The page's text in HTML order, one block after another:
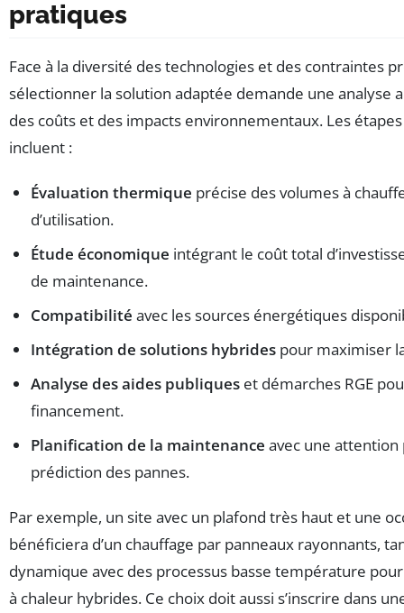
pratiques
Face à la diversité des technologies et des contraintes
sélectionner la solution adaptée demande une analyse
des coûts et des impacts environnementaux. Les
incluent :
Évaluation thermique précise des volumes à
d’utilisation.
Étude économique intégrant le coût total
de maintenance.
Compatibilité avec les sources énergétiques
Intégration de solutions hybrides pour maximiser
Analyse des aides publiques et démarches RGE
financement.
Planification de la maintenance avec une attention
prédiction des pannes.
Par exemple, un site avec un plafond très haut et une
bénéficiera d’un chauffage par panneaux rayonnants,
dynamique avec des processus basse température
à chaleur hybrides. Ce choix doit aussi s’inscrire dans